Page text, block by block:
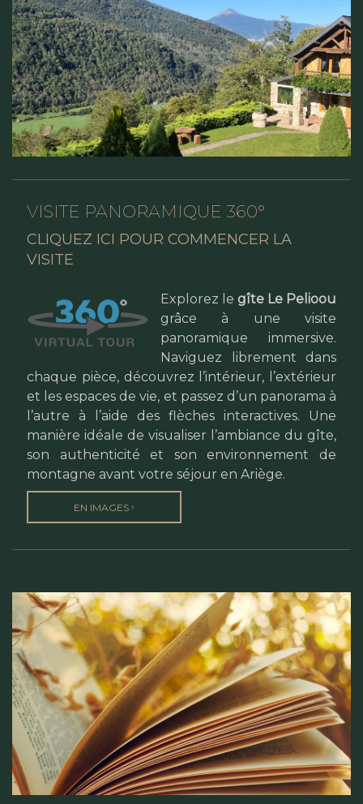
VISITE PANORAMIQUE 360°
CLIQUEZ ICI POUR COMMENCER LA
VISITE
Explorez le gîte Le Pelioou
grâce à une visite
panoramique immersive.
Naviguez librement dans
chaque pièce, découvrez l’intérieur, l’extérieur
et les espaces de vie, et passez d’un panorama à
l’autre à l’aide des flèches interactives. Une
manière idéale de visualiser l’ambiance du gîte,
son authenticité et son environnement de
montagne avant votre séjour en Ariège.
EN IMAGES ›